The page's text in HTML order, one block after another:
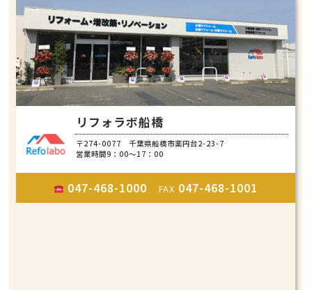
リフォラボ船橋
〒274-0077 千葉県船橋市薬円台2-23-7
営業時間9：00～17：00
047-468-1000FAX 047-468-1001